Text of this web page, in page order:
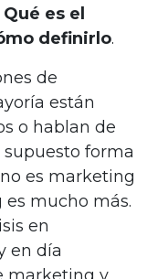
Qué es el
definirlo.
de
están
o hablan de
forma
es marketing
mucho más.
en
en día